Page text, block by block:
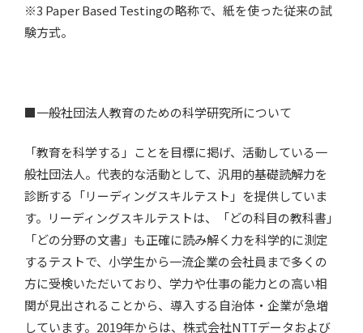
※3 Paper Based Testingの略称で、紙を使った従来の試
験方式。
■一般社団法人教育のための科学研究所について
「教育を科学する」ことを目標に掲げ、活動している一
般社団法人。代表的な活動として、汎用的基礎読解力を
診断する「リーディングスキルテスト」を提供していま
す。リーディングスキルテストは、「どの科目の教科書」
「どの分野の文書」も正確に読み解く力を科学的に測定
するテストで、小学生から一流企業の会社員まで多くの
方に受検いただいており、学力や仕事の能力との高い相
関が見出されることから、導入する自治体・企業が急増
しています。2019年からは、株式会社NTTデータおよび